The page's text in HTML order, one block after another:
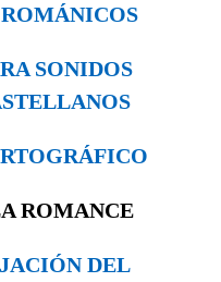
SONIDOS
ROMANCE
DEL